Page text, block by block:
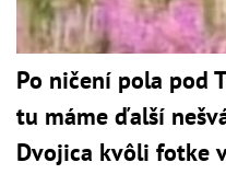
Po ničení pola pod
tu máme ďalší
Dvojica kvôli fotke